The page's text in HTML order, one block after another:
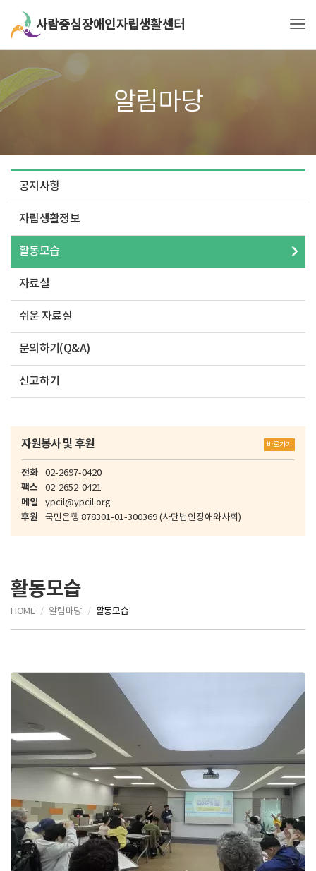
알림마당
공지사항
자립생활정보
활동모습
자료실
쉬운 자료실
문의하기(Q&A)
신고하기
자원봉사 및 후원 바로가기
전화 02-2697-0420
팩스 02-2652-0421
메일 ypcil@ypcil.org
후원 국민은행 878301-01-300369 (사단법인장애와사회)
활동모습
HOME 알림마당 활동모습